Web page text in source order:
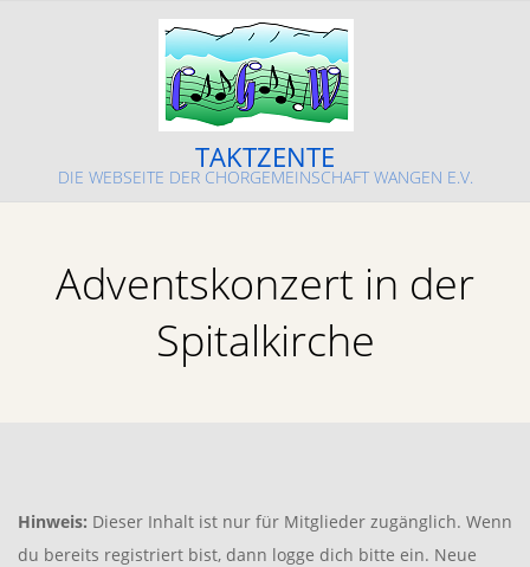
TAKTZENTE
DIE WEBSEITE DER CHORGEMEINSCHAFT WANGEN E.V.
Adventskonzert in der
Spitalkirche
Hinweis: Dieser Inhalt ist nur für Mitglieder zugänglich. Wenn
du bereits registriert bist, dann logge dich bitte ein. Neue